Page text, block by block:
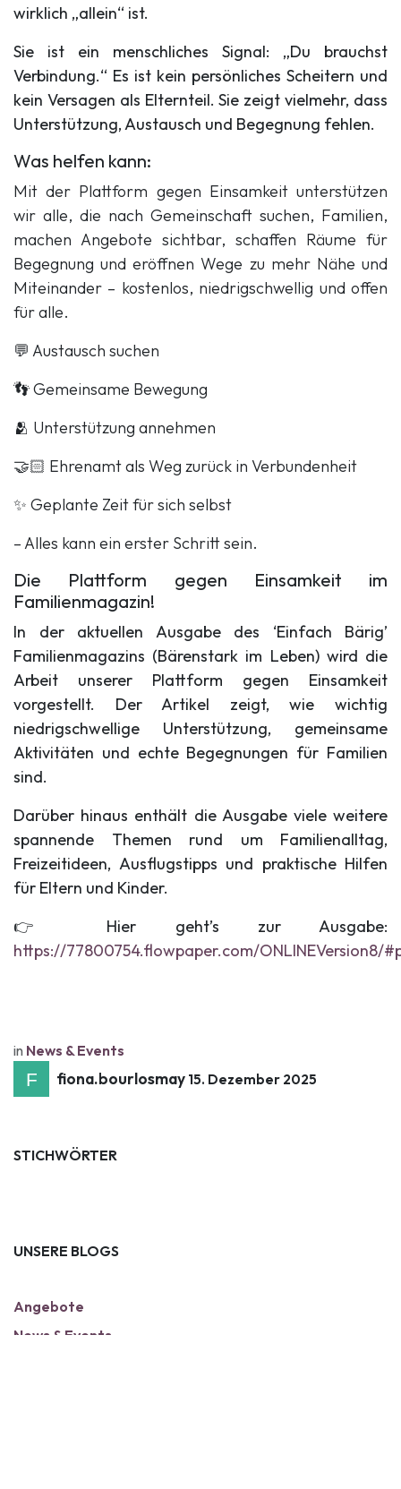
wirklich „allein“ ist.
Sie ist ein menschliches Signal: „Du brauchst
Verbindung.“ Es ist kein persönliches Scheitern und
kein Versagen als Elternteil. Sie zeigt vielmehr, dass
Unterstützung, Austausch und Begegnung fehlen.
Was helfen kann:
Mit der Plattform gegen Einsamkeit unterstützen
wir alle, die nach Gemeinschaft suchen, Familien,
machen Angebote sichtbar, schaffen Räume für
Begegnung und eröffnen Wege zu mehr Nähe und
Miteinander – kostenlos, niedrigschwellig und offen
für alle.
💬 Austausch suchen
👣 Gemeinsame Bewegung
🫂 Unterstützung annehmen
🤝🏻 Ehrenamt als Weg zurück in Verbundenheit
✨ Geplante Zeit für sich selbst
– Alles kann ein erster Schritt sein.
Die Plattform gegen Einsamkeit im
Familienmagazin!
In der aktuellen Ausgabe des ‘Einfach Bärig’
Familienmagazins (Bärenstark im Leben) wird die
Arbeit unserer Plattform gegen Einsamkeit
vorgestellt. Der Artikel zeigt, wie wichtig
niedrigschwellige Unterstützung, gemeinsame
Aktivitäten und echte Begegnungen für Familien
sind.
Darüber hinaus enthält die Ausgabe viele weitere
spannende Themen rund um Familienalltag,
Freizeitideen, Ausflugstipps und praktische Hilfen
für Eltern und Kinder.
👉 Hier geht’s zur Ausgabe:
https://77800754.flowpaper.com/ONLINEVersion8/
in News & Events
fiona.bourlosmay 15. Dezember 2025
STICHWÖRTER
UNSERE BLOGS
Angebote
News & Events